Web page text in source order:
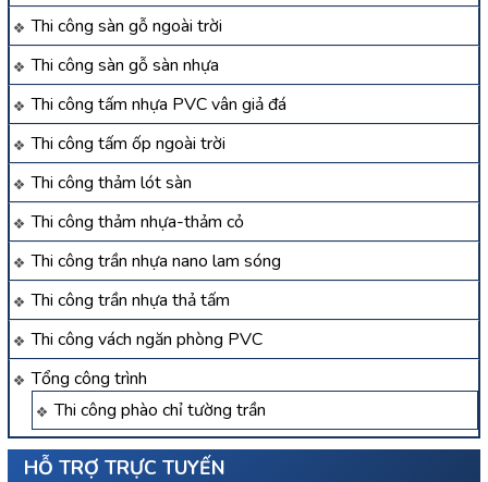
Thi công sàn gỗ ngoài trời
Thi công sàn gỗ sàn nhựa
Thi công tấm nhựa PVC vân giả đá
Thi công tấm ốp ngoài trời
Thi công thảm lót sàn
Thi công thảm nhựa-thảm cỏ
Thi công trần nhựa nano lam sóng
Thi công trần nhựa thả tấm
Thi công vách ngăn phòng PVC
Tổng công trình
Thi công phào chỉ tường trần
HỖ TRỢ TRỰC TUYẾN